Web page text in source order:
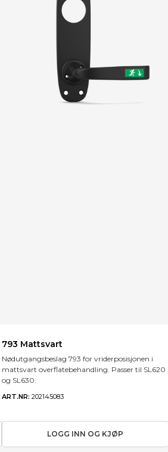
793 Mattsvart
Nødutgangsbeslag 793 for vriderposisjonen i
mattsvart overflatebehandling. Passer til SL620
og SL630.
ART.NR: 202145083
LOGG INN OG KJØP